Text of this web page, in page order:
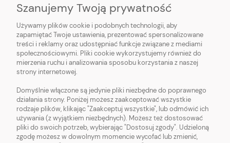
O NAS
OBSŁUGA KLIENTA
POMOC
MOJE KONTO
Szanujemy Twoją prywatność
Używamy plików cookie i podobnych technologii, aby
zapamiętać Twoje ustawienia, prezentować spersonalizowane
treści i reklamy oraz udostępniać funkcje związane z mediami
społecznościowymi. Pliki cookie wykorzystujemy również do
mierzenia ruchu i analizowania sposobu korzystania z naszej
strony internetowej.
Domyślnie włączone są jedynie pliki niezbędne do poprawnego
działania strony. Poniżej możesz zaakceptować wszystkie
rodzaje plików, klikając "Zaakceptuj wszystkie", lub odmówić ich
używania (z wyjątkiem niezbędnych). Możesz też dostosować
pliki do swoich potrzeb, wybierając "Dostosuj zgody". Udzieloną
zgodę możesz w dowolnym momencie wycofać lub zmienić,